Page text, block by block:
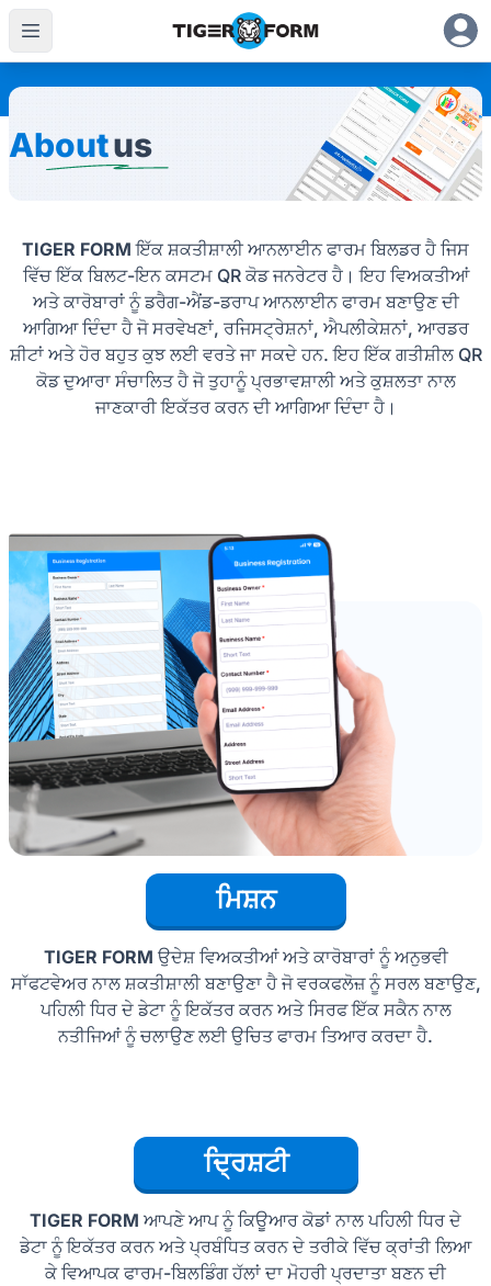
Aboutus
TIGER FORM ਇੱਕ ਸ਼ਕਤੀਸ਼ਾਲੀ ਆਨਲਾਈਨ ਫਾਰਮ ਬਿਲਡਰ ਹੈ ਜਿਸ
ਵਿੱਚ ਇੱਕ ਬਿਲਟ-ਇਨ ਕਸਟਮ QR ਕੋਡ ਜਨਰੇਟਰ ਹੈ। ਇਹ ਵਿਅਕਤੀਆਂ
ਅਤੇ ਕਾਰੋਬਾਰਾਂ ਨੂੰ ਡਰੈਗ-ਐਂਡ-ਡਰਾਪ ਆਨਲਾਈਨ ਫਾਰਮ ਬਣਾਉਣ ਦੀ
ਆਗਿਆ ਦਿੰਦਾ ਹੈ ਜੋ ਸਰਵੇਖਣਾਂ, ਰਜਿਸਟ੍ਰੇਸ਼ਨਾਂ, ਐਪਲੀਕੇਸ਼ਨਾਂ, ਆਰਡਰ
ਸ਼ੀਟਾਂ ਅਤੇ ਹੋਰ ਬਹੁਤ ਕੁਝ ਲਈ ਵਰਤੇ ਜਾ ਸਕਦੇ ਹਨ. ਇਹ ਇੱਕ ਗਤੀਸ਼ੀਲ QR
ਕੋਡ ਦੁਆਰਾ ਸੰਚਾਲਿਤ ਹੈ ਜੋ ਤੁਹਾਨੂੰ ਪ੍ਰਭਾਵਸ਼ਾਲੀ ਅਤੇ ਕੁਸ਼ਲਤਾ ਨਾਲ
ਜਾਣਕਾਰੀ ਇਕੱਤਰ ਕਰਨ ਦੀ ਆਗਿਆ ਦਿੰਦਾ ਹੈ।
ਮਿਸ਼ਨ
TIGER FORM ਉਦੇਸ਼ ਵਿਅਕਤੀਆਂ ਅਤੇ ਕਾਰੋਬਾਰਾਂ ਨੂੰ ਅਨੁਭਵੀ
ਸਾੱਫਟਵੇਅਰ ਨਾਲ ਸ਼ਕਤੀਸ਼ਾਲੀ ਬਣਾਉਣਾ ਹੈ ਜੋ ਵਰਕਫਲੋਜ਼ ਨੂੰ ਸਰਲ ਬਣਾਉਣ,
ਪਹਿਲੀ ਧਿਰ ਦੇ ਡੇਟਾ ਨੂੰ ਇਕੱਤਰ ਕਰਨ ਅਤੇ ਸਿਰਫ ਇੱਕ ਸਕੈਨ ਨਾਲ
ਨਤੀਜਿਆਂ ਨੂੰ ਚਲਾਉਣ ਲਈ ਉਚਿਤ ਫਾਰਮ ਤਿਆਰ ਕਰਦਾ ਹੈ.
ਦ੍ਰਿਸ਼ਟੀ
TIGER FORM ਆਪਣੇ ਆਪ ਨੂੰ ਕਿਊਆਰ ਕੋਡਾਂ ਨਾਲ ਪਹਿਲੀ ਧਿਰ ਦੇ
ਡੇਟਾ ਨੂੰ ਇਕੱਤਰ ਕਰਨ ਅਤੇ ਪ੍ਰਬੰਧਿਤ ਕਰਨ ਦੇ ਤਰੀਕੇ ਵਿੱਚ ਕ੍ਰਾਂਤੀ ਲਿਆ
ਕੇ ਵਿਆਪਕ ਫਾਰਮ-ਬਿਲਡਿੰਗ ਹੱਲਾਂ ਦਾ ਮੋਹਰੀ ਪ੍ਰਦਾਤਾ ਬਣਨ ਦੀ